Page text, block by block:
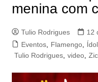
menina com
Tulio Rodrigues
12
Eventos, Flamengo,
Tulio Rodrigues, video,